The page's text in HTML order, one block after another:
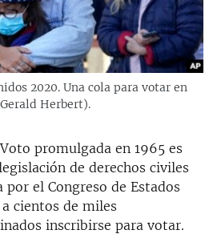
EN CUBA
EN AMÉRICA LATINA
2020. Una cola para votar en
Herbert).
promulgada en 1965 es
de derechos civiles
el Congreso de Estados
cientos de miles
inscribirse para votar.